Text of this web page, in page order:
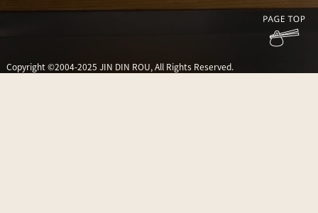
Copyright ©2004-2025 JIN DIN ROU, All Rights Reserved.